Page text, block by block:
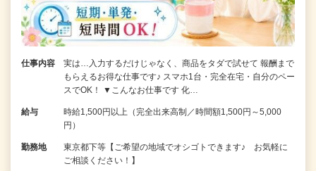
仕事内容
実は…入力するだけじゃなく、商品をタダで試せて 報酬まで
もらえるお得な仕事です♪ スマホ1台・完全在宅・自分のペー
スでOK！ ▼こんなお仕事です 化…
給与
時給1,500円以上（完全出来高制／時間額1,500円～5,000
円）
勤務地
東京都下等【ご希望の地域でオシゴトできます♪ お気軽に
ご相談ください！】